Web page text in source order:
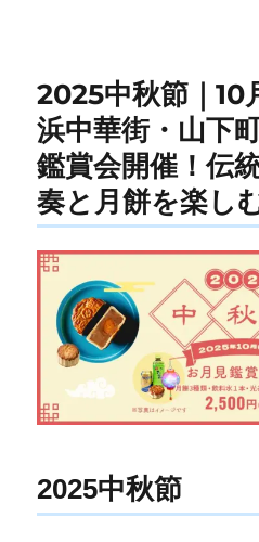
2025中秋節｜10
浜中華街・山下
鑑賞会開催！伝
奏と月餅を楽し
2025中秋節